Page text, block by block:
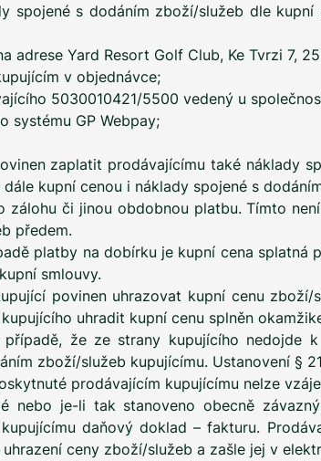
spojené s dodáním zboží/služeb dle
Yard Resort Golf Club, Ke Tvrzi 7,
v objednávce;
5030010421/5500 vedený u
systému GP Webpay;
zaplatit prodávajícímu také náklady
kupní cenou i náklady spojené s
zálohu či jinou obdobnou platbu. Tímto
předem.
platby na dobírku je kupní cena
smlouvy.
povinen uhrazovat kupní cenu
uhradit kupní cenu splněn
že ze strany kupujícího nedojde
zboží/služeb kupujícímu. Ustanovení §
prodávajícím kupujícímu nelze
je-li tak stanoveno obecně
daňový doklad – fakturu.
ceny zboží/služeb a zašle jej v